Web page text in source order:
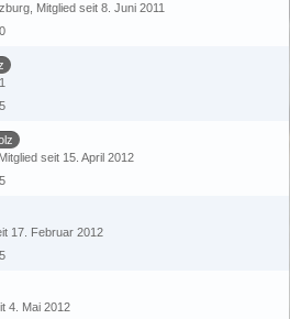
Mitglied seit 8. Juni 2011
Mitglied seit 15. April 2012
17. Februar 2012
4. Mai 2012